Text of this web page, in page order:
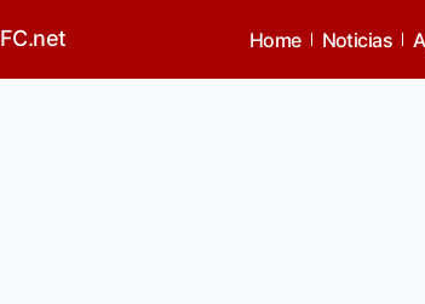
Home Noticias